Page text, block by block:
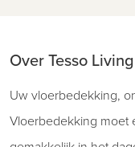
Over Tesso Living
Uw vloerbedekking,
Vloerbedekking moet